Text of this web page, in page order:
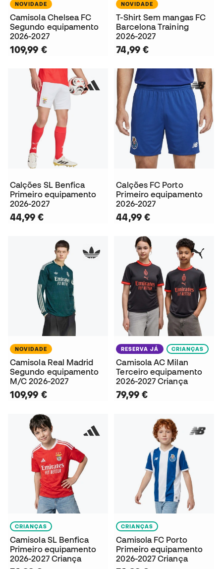
NOVIDADE
Camisola Chelsea FC
Segundo equipamento
2026-2027
109,99 €
NOVIDADE
T-Shirt Sem mangas FC
Barcelona Training
2026-2027
74,99 €
Calções SL Benfica
Primeiro equipamento
2026-2027
44,99 €
Calções FC Porto
Primeiro equipamento
2026-2027
44,99 €
NOVIDADE
Camisola Real Madrid
Segundo equipamento
M/C 2026-2027
109,99 €
RESERVA JÁ CRIANÇAS
Camisola AC Milan
Terceiro equipamento
2026-2027 Criança
79,99 €
CRIANÇAS
Camisola SL Benfica
Primeiro equipamento
2026-2027 Criança
CRIANÇAS
Camisola FC Porto
Primeiro equipamento
2026-2027 Criança